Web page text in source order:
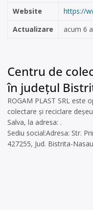
Website
https://
Actualizare
acum 6
Centru de
în județul
ROGAM PLAST SRL
colectare și reciclare
Salva, la adresa: .
Sediu social:Adresa: Str.
427255, Jud. Bistrita-